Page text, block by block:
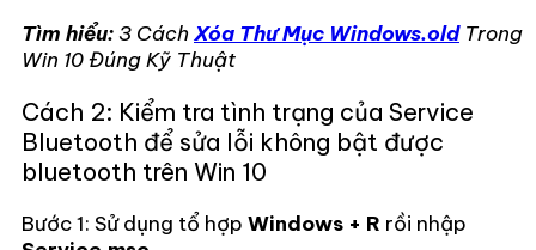
Tìm hiểu:3 CáchXóa Thư Mục Windows.oldTrong
Win 10 Đúng Kỹ Thuật
Cách 2: Kiểm tra tình trạng của Service
Bluetooth để sửa lỗi không bật được
bluetooth trên Win 10
Bước 1: Sử dụng tổ hợp Windows + R rồi nhập